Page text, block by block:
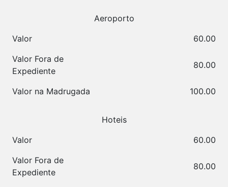
Aeroporto
Valor
60.00
Valor Fora de
Expediente
80.00
Valor na Madrugada 100.00
Hoteis
Valor
60.00
Valor Fora de
Expediente
80.00